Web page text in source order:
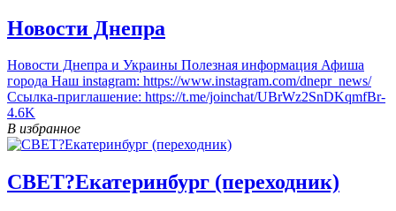
Новости Днепра
Новости Днепра и Украины Полезная информация Афиша
города Наш instagram: https://www.instagram.com/dnepr_news/
Ссылка-приглашение: https://t.me/joinchat/UBrWz2SnDKqmfBr-
4.6K
В избранное
СВЕТ?Екатеринбург (переходник)